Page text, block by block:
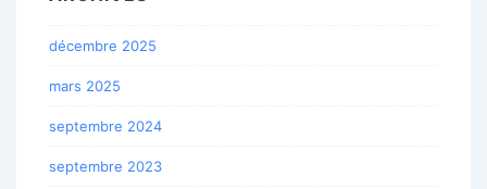
décembre 2025
mars 2025
septembre 2024
septembre 2023